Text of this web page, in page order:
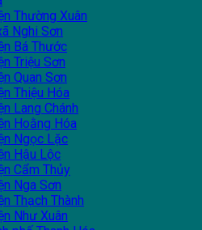
Thường Xuân
Nghi Sơn
Bá Thước
Triệu Sơn
Quan Sơn
Thiệu Hóa
Lang Chánh
Hoằng Hóa
Ngọc Lặc
Hậu Lộc
Cẩm Thủy
Nga Sơn
Thạch Thành
Như Xuân